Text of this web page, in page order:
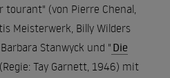
tourant" (von Pierre Chenal,
Meisterwerk, Billy Wilders
Stanwyck und " Die
Tay Garnett, 1946) mit